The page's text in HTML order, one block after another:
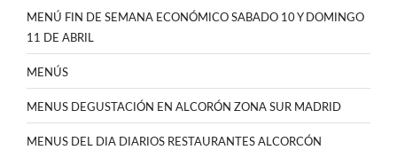
MENÚ FIN DE SEMANA ECONÓMICO SABADO 10 Y DOMINGO
11 DE ABRIL
MENÚS
MENUS DEGUSTACIÓN EN ALCORÓN ZONA SUR MADRID
MENUS DEL DIA DIARIOS RESTAURANTES ALCORCÓN